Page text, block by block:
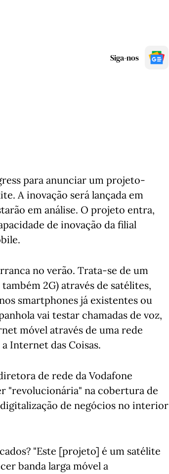
Siga-nos
para anunciar um projeto-
A inovação será lançada em
em análise. O projeto entra,
de inovação da filial
no verão. Trata-se de um
2G) através de satélites,
smartphones já existentes ou
vai testar chamadas de voz,
móvel através de uma rede
Internet das Coisas.
de rede da Vodafone
"revolucionária" na cobertura de
de negócios no interior
"Este [projeto] é um satélite
banda larga móvel a